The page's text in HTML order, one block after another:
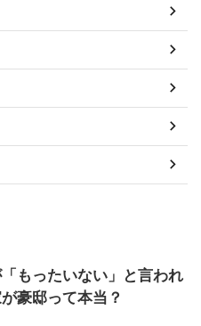
もったいない」と言われ
豪邸って本当？